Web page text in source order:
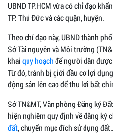
UBND TP.HCM vừa có chỉ đạo
TP. Thủ Đức và các quận, huyện.
Theo chỉ đạo này, UBND thành
Sở Tài nguyên và Môi trường
khaiquy hoạchđể người dân
Từ đó, tránh bị giới đầu cơ lợi dụng
động sản lên cao để thu lợi bất
Sở TN&MT, Văn phòng Đăng ký
hiện nghiêm quy định về đăng ký
đất, chuyển mục đích sử dụng